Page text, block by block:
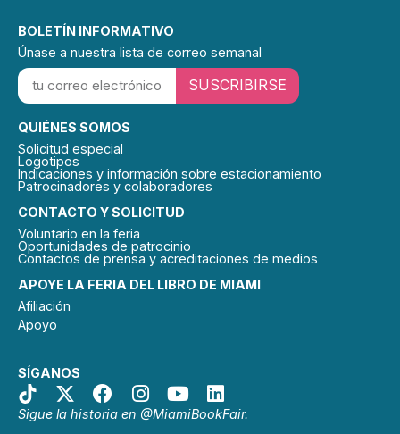
APOYE LA FERIA DEL LIBRO DE MIAMI
Afiliación
Apoyo
SÍGANOS
Sigue la historia en @MiamiBookFair.
CONTACTO Y SOLICITUD
Voluntario en la feria
Oportunidades de patrocinio
Contactos de prensa y acreditaciones de medios
QUIÉNES SOMOS
Solicitud especial
Logotipos
Indicaciones y información sobre estacionamiento
Patrocinadores y colaboradores
BOLETÍN INFORMATIVO
Únase a nuestra lista de correo semanal
SUSCRIBIRSE